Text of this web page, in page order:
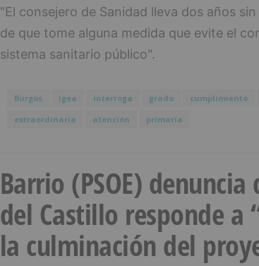
"El consejero de Sanidad lleva dos años
de que tome alguna medida que evite el
sistema sanitario público".
Burgos igea interroga grado cumplimiento
extraordinaria
atención primaria
Barrio (PSOE)
del Castillo responde a
la culminación del